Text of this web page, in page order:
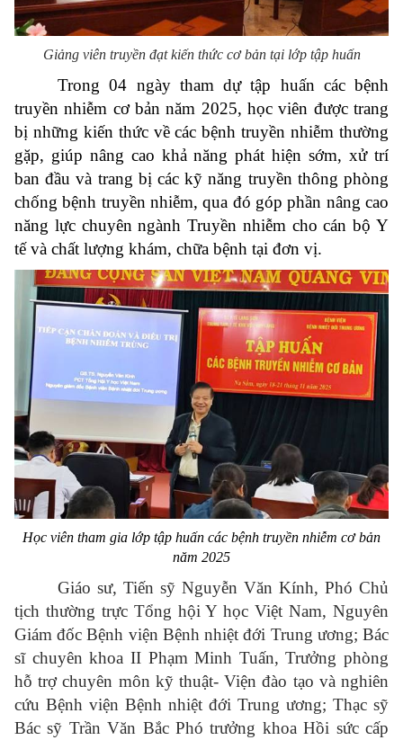
Giảng viên truyền đạt kiến thức cơ bản tại lớp tập huấn
Trong 04 ngày tham dự tập huấn các bệnh
truyền nhiễm cơ bản năm 2025, học viên được trang
bị những kiến thức về các bệnh truyền nhiễm thường
gặp, giúp nâng cao khả năng phát hiện sớm, xử trí
ban đầu và trang bị các kỹ năng truyền thông phòng
chống bệnh truyền nhiễm, qua đó góp phần nâng cao
năng lực chuyên ngành Truyền nhiễm cho cán bộ Y
tế và chất lượng khám, chữa bệnh tại đơn vị.
Học viên tham gia lớp tập huấn các bệnh truyền nhiễm cơ bản
năm 2025
Giáo sư, Tiến sỹ Nguyễn Văn Kính, Phó Chủ
tịch thường trực Tổng hội Y học Việt Nam, Nguyên
Giám đốc Bệnh viện Bệnh nhiệt đới Trung ương; Bác
sĩ chuyên khoa II Phạm Minh Tuấn, Trưởng phòng
hỗ trợ chuyên môn kỹ thuật- Viện đào tạo và nghiên
cứu Bệnh viện Bệnh nhiệt đới Trung ương; Thạc sỹ
Bác sỹ Trần Văn Bắc Phó trưởng khoa Hồi sức cấp